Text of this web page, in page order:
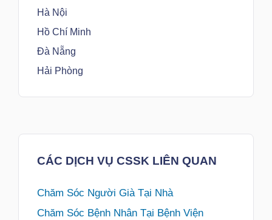
Hà Nội
Hồ Chí Minh
Đà Nẵng
Hải Phòng
CÁC DỊCH VỤ CSSK LIÊN QUAN
Chăm Sóc Người Già Tại Nhà
Chăm Sóc Bệnh Nhân Tại Bệnh Viện